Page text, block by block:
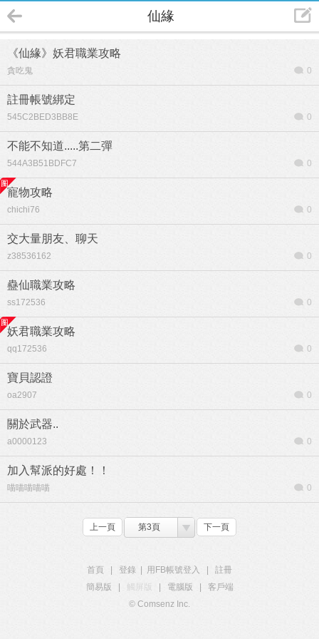
仙緣
《仙緣》妖君職業攻略
貪吃鬼 0
註冊帳號綁定
545C2BED3BB8E 0
不能不知道.....第二彈
544A3B51BDFC7 0
寵物攻略
chichi76 0
交大量朋友、聊天
z38536162 0
蠱仙職業攻略
ss172536 0
妖君職業攻略
qq172536 0
寶貝認證
oa2907 0
關於武器..
a0000123 0
加入幫派的好處！！
喵喵喵喵喵 0
上一頁 第3頁 下一頁
首頁 登錄 用FB帳號登入
註冊
簡易版
觸屏版 電腦版
客戶端
© Comsenz Inc.